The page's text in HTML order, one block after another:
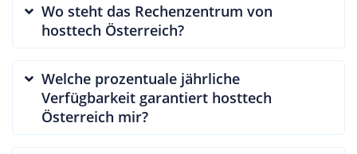
Wo steht das Rechenzentrum von
hosttech Österreich?
Welche prozentuale jährliche
Verfügbarkeit garantiert hosttech
Österreich mir?